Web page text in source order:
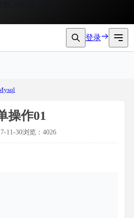
接入服务。
登录
操作01
11-30浏览：4026